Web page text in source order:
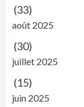
(33)
août 2025
(30)
juillet 2025
(15)
juin 2025